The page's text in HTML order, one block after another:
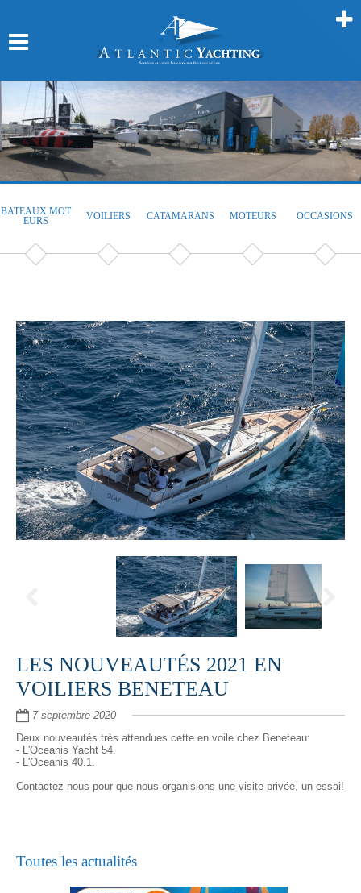
BATEAUX MOT
EURS
VOILIERS CATAMARANS MOTEURS OCCASIONS
LES NOUVEAUTÉS 2021 EN
VOILIERS BENETEAU
7 septembre 2020
Deux nouveautés très attendues cette en voile chez Beneteau:
- L'Oceanis Yacht 54.
- L'Oceanis 40.1.
Contactez nous pour que nous organisions une visite privée, un essai!
Toutes les actualités